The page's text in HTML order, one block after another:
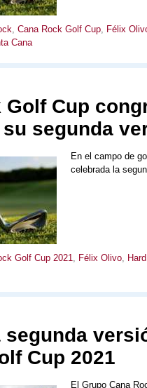
, Cana Rock Golf Cup, Félix
Cana
Golf Cup
segunda
En el campo de
celebrada la
Golf Cup 2021, Félix Olivo,
segunda
Cup 2021
El Grupo Cana